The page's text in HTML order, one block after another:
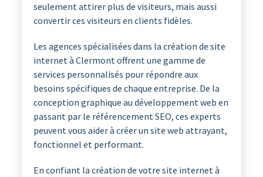
seulement attirer plus de visiteurs, mais aussi
convertir ces visiteurs en clients fidèles.
Les agences spécialisées dans la création de site
internet à Clermont offrent une gamme de
services personnalisés pour répondre aux
besoins spécifiques de chaque entreprise. De la
conception graphique au développement web en
passant par le référencement SEO, ces experts
peuvent vous aider à créer un site web attrayant,
fonctionnel et performant.
En confiant la création de votre site internet à